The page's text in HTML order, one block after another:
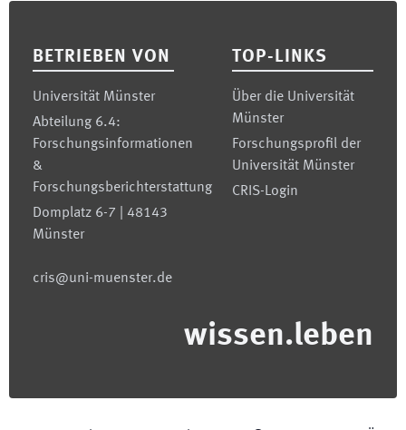
BETRIEBEN VON
Universität Münster
Abteilung 6.4:
Forschungsinformationen
&
Forschungsberichterstattung
Domplatz 6-7 | 48143
Münster
cris@uni-muenster.de
TOP-LINKS
Über die Universität
Münster
Forschungsprofil der
Universität Münster
CRIS-Login
wissen.leben